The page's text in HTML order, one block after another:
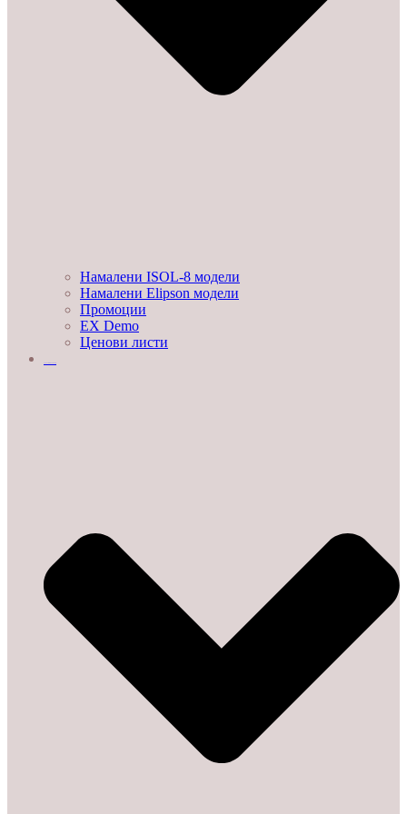
Намалени ISOL-8 модели
Намалени Elipson модели
Промоции
EX Demo
Ценови листи